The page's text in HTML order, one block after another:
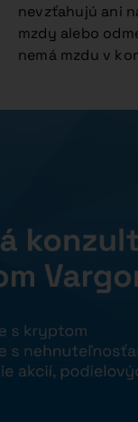
nevzťahujú ani
mzdy alebo
nemá mzdu v